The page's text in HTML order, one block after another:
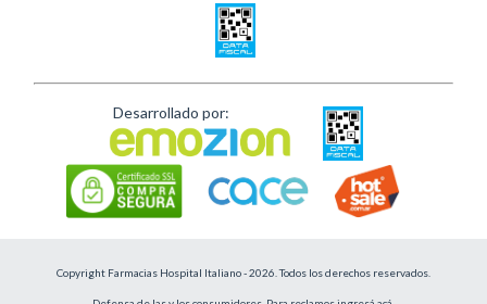
Desarrollado por:
Copyright Farmacias Hospital Italiano - 2026. Todos los derechos reservados.